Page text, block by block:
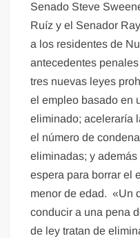
Senado Steve
Ruíz y el Senador
a los residentes de
antecedentes
tres nuevas leyes
el empleo basado en
eliminado; aceleraría
el número de
eliminadas; y
espera para borrar el
menor de edad. «Un
conducir a una pena
de ley tratan de